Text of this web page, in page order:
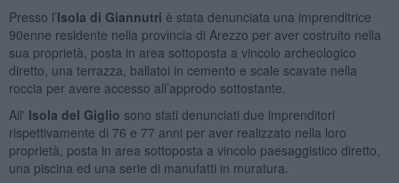
Presso l’Isola di Giannutri è stata denunciata una imprenditrice
90enne residente nella provincia di Arezzo per aver costruito nella
sua proprietà, posta in area sottoposta a vincolo archeologico
diretto, una terrazza, ballatoi in cemento e scale scavate nella
roccia per avere accesso all’approdo sottostante.
All' Isola del Giglio sono stati denunciati due imprenditori
rispettivamente di 76 e 77 anni per aver realizzato nella loro
proprietà, posta in area sottoposta a vincolo paesaggistico diretto,
una piscina ed una serie di manufatti in muratura.